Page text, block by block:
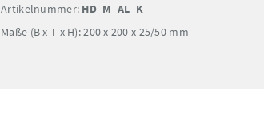
Artikelnummer: HD_M_AL_K
Maße (B x T x H): 200 x 200 x 25/50 mm